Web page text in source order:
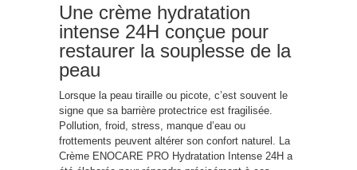
Une crème hydratation
intense 24H conçue pour
restaurer la souplesse de la
peau
Lorsque la peau tiraille ou picote, c’est souvent le
signe que sa barrière protectrice est fragilisée.
Pollution, froid, stress, manque d’eau ou
frottements peuvent altérer son confort naturel. La
Crème ENOCARE PRO Hydratation Intense 24H a